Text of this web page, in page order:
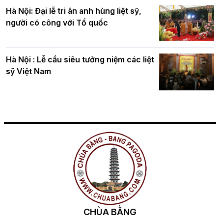
Hà Nội: Đại lễ tri ân anh hùng liệt sỹ,
người có công với Tổ quốc
Hà Nội : Lễ cầu siêu tưởng niệm các liệt
sỹ Việt Nam
CHÙA BẰNG